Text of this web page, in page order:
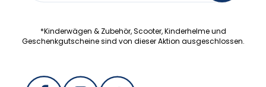
*Kinderwägen & Zubehör, Scooter, Kinderhelme und
Geschenkgutscheine sind von dieser Aktion ausgeschlossen.